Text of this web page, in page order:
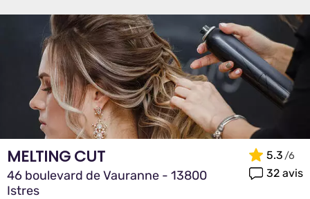
MELTING CUT
46 boulevard de Vauranne - 13800
Istres
5.3
32 avis